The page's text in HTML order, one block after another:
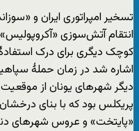
تسخیر امپراتوری ایران و
انتقام آتش‌سوزی
کوچک دیگری برای درک استفادۀ
اشاره شد در زمان حملۀ
دیگر شهرهای یونان از موقعیت
پریکلس بود که با بنای درخشان
«پایتخت» و عروس شهرهای